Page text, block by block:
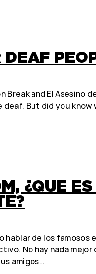
DEAF
Break and El Asesino
But did you know
¿QUE
hablar de los famosos
No hay nada mejor
amigos…